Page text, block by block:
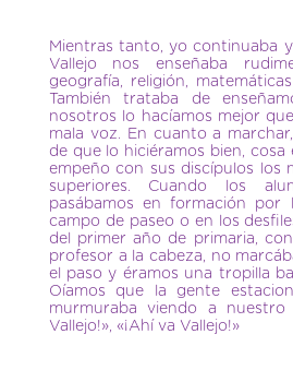
Mientras tanto, yo continuaba
Vallejo nos enseñaba
geografía, religión,
También trataba de
nosotros lo hacíamos mejor
mala voz. En cuanto a
de que lo hiciéramos bien,
empeño con sus discípulos los
superiores. Cuando los
pasábamos en formación por
campo de paseo o en los
del primer año de primaria,
profesor a la cabeza, no
el paso y éramos una tropilla
Oíamos que la gente
murmuraba viendo a nuestro
Vallejo!», «¡Ahí va Vallejo!»